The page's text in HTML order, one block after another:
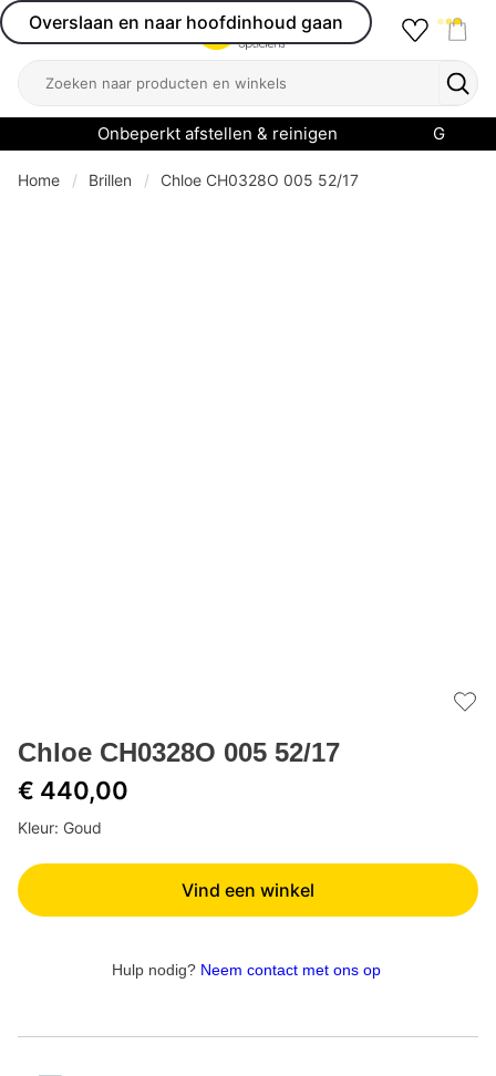
Overslaan en naar hoofdinhoud gaan
Open menu
Zoeken
Onbeperkt afstellen & reinigen
Home Brillen Chloe CH0328O 005 52/17
Chloe CH0328O 005 52/17
€ 440,00
Kleur: Goud
Vind een winkel
Hulp nodig? Neem contact met ons op